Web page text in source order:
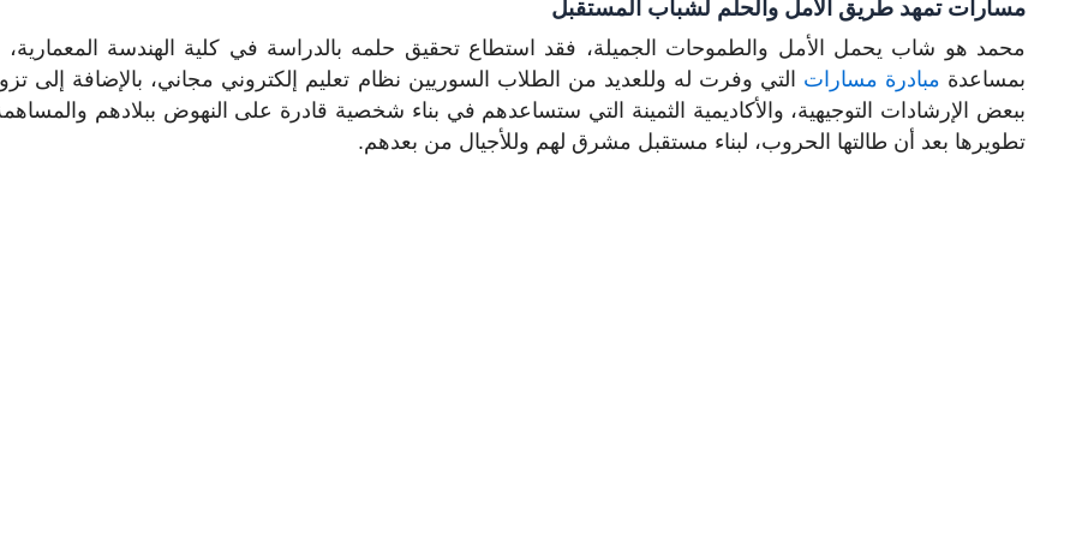
مسارات تمهد طريق الأمل والحلم لشباب المستقبل
محمد هو شاب يحمل الأمل والطموحات الجميلة، فقد استطاع تحقيق حلمه بالدراسة في كلية الهندسة المعمارية،
بمساعدة مبادرة مسارات التي وفرت له وللعديد من الطلاب السوريين نظام تعليم إلكتروني مجاني، بالإضافة إلى
ببعض الإرشادات التوجيهية، والأكاديمية الثمينة التي ستساعدهم في بناء شخصية قادرة على النهوض ببلادهم
تطويرها بعد أن طالتها الحروب، لبناء مستقبل مشرق لهم وللأجيال من بعدهم.